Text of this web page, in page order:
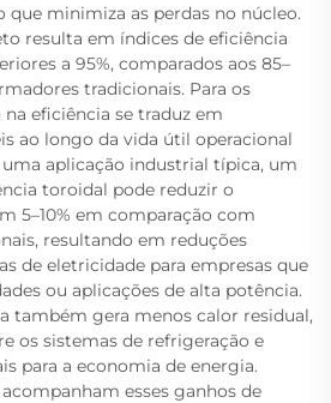
que minimiza as perdas no núcleo.
resulta em índices de eficiência
a 95%, comparados aos 85–
tradicionais. Para os
eficiência se traduz em
ao longo da vida útil operacional
aplicação industrial típica, um
toroidal pode reduzir o
5–10% em comparação com
resultando em reduções
de eletricidade para empresas que
ou aplicações de alta potência.
também gera menos calor residual,
os sistemas de refrigeração e
para a economia de energia.
esses ganhos de